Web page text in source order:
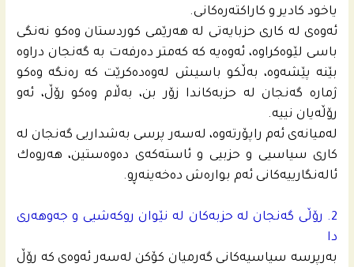
یاخود كادیر و كاراكته‌ره‌كانى.
ئه‌وه‌ى له‌ كاری حزبایه‌تى له‌ هه‌رێمى كوردستان وه‌كو نه‌نگی
باسی لێوه‌كراوه‌، ئه‌وه‌یه‌ كه‌ كه‌متر ده‌رفه‌ت به‌ گه‌نجان دراوه‌
بێنه‌ پێشه‌وه‌، به‌ڵكو باسیش له‌وه‌ده‌كرێت كه‌ ره‌نگه‌ وه‌كو
ژماره‌ گه‌نجان له‌ حزبه‌كاندا زۆر بن، به‌ڵام وه‌كو رۆڵ، ئه‌و
رۆڵه‌یان نییه‌.
له‌میانه‌ى ئه‌م راپۆرته‌وه‌، له‌سه‌ر پرسی به‌شداریی گه‌نجان له‌
كارى سیاسیی و حزبیی و ئاسته‌كه‌ى ده‌وه‌ستین، هه‌روه‌ك
ئاله‌نگارییه‌كانى ئه‌م بواره‌ش ده‌خه‌ینه‌ڕو.
2. رۆڵی گه‌نجان له‌ حزبه‌كان له‌ نێوان روكه‌شیی و جه‌وهه‌رى
دا
به‌رپرسه‌ سیاسیه‌كانى گه‌رمیان كۆكن له‌سه‌ر ئه‌وه‌ى كه‌ رۆڵ